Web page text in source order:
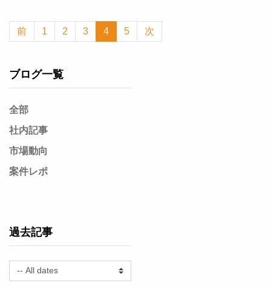
网络科技有限公司 【製作協力】株式会社ジェイ・キュービッ
前 1 2 3 4 5 次
ブログ一覧
全部
社内記事
市場動向
案件レポ
過去記事